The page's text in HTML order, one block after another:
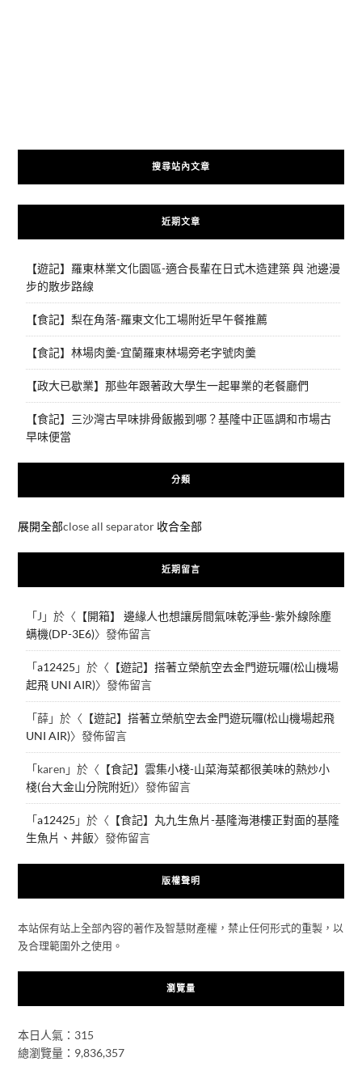
搜尋站內文章
近期文章
【遊記】羅東林業文化園區-適合長輩在日式木造建築 與 池邊漫
步的散步路線
【食記】梨在角落-羅東文化工場附近早午餐推薦
【食記】林場肉羹-宜蘭羅東林場旁老字號肉羹
【政大已歇業】那些年跟著政大學生一起畢業的老餐廳們
【食記】三沙灣古早味排骨飯搬到哪？基隆中正區調和市場古
早味便當
分類
展開全部close all separator 收合全部
近期留言
「J 」於〈 【開箱】 邊緣人也想讓房間氣味乾淨些-紫外線除塵
螨機(DP-3E6)〉發佈留言
「a12425 」於〈 【遊記】搭著立榮航空去金門遊玩囉(松山機場
起飛 UNI AIR)〉發佈留言
「薛」於〈 【遊記】搭著立榮航空去金門遊玩囉(松山機場起飛
UNI AIR)〉發佈留言
「karen 」於〈 【食記】雲集小棧-山菜海菜都很美味的熱炒小
棧(台大金山分院附近)〉發佈留言
「a12425 」於〈 【食記】丸九生魚片-基隆海港樓正對面的基隆
生魚片、丼飯〉發佈留言
版權聲明
本站保有站上全部內容的著作及智慧財產權，禁止任何形式的重製，以
及合理範圍外之使用。
瀏覽量
本日人氣：315
總瀏覽量：9,836,357